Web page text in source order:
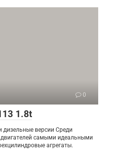
0
1.8t
дизельные версии Среди
самыми идеальными
агрегаты.